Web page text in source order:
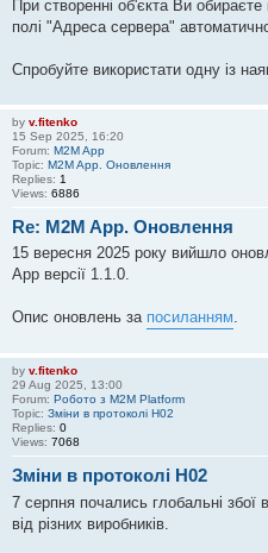
При створенні об'єкта Ви
полі "Адреса сервера"
Спробуйте використати одну із
by v.fitenko
15 Sep 2025, 16:20
Forum: M2M App
Topic: M2M App. Оновлення
Replies: 1
Views: 6886
Re: M2M App. Оновлення
15 вересня 2025 року вийшло
App версії 1.1.0.
Опис оновлень за посиланням.
by v.fitenko
29 Aug 2025, 13:00
Forum: Робото з M2M Platform
Topic: Зміни в протоколі H02
Replies: 0
Views: 7068
Зміни в протоколі H02
7 серпня почались глобальні збої в
від різних виробників.